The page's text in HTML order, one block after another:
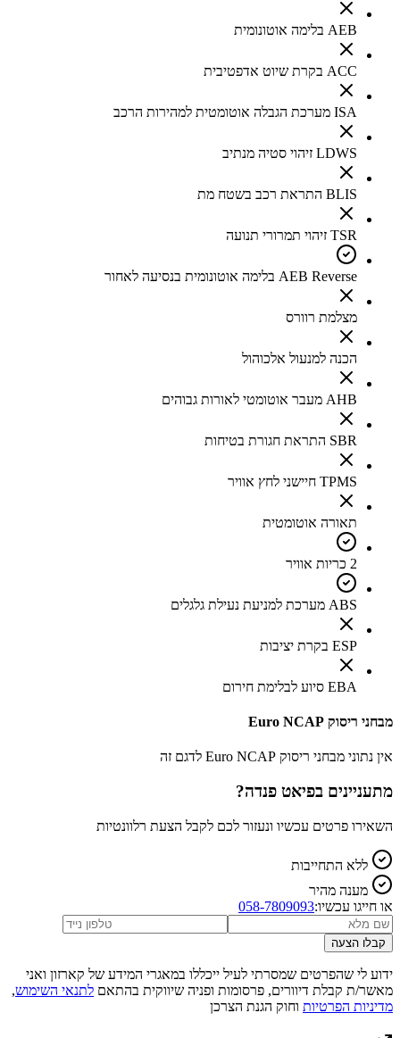
AEB בלימה אוטונומית
ACC בקרת שיוט אדפטיבית
ISA מערכת הגבלה אוטומטית למהירות הרכב
LDWS זיהוי סטיה מנתיב
BLIS התראת רכב בשטח מת
TSR זיהוי תמרורי תנועה
AEB Reverse בלימה אוטונומית בנסיעה לאחור
מצלמת רוורס
הכנה למנעול אלכוהול
AHB מעבר אוטומטי לאורות גבוהים
SBR התראת חגורת בטיחות
TPMS חיישני לחץ אוויר
תאורה אוטומטית
2 כריות אוויר
ABS מערכת למניעת נעילת גלגלים
ESP בקרת יציבות
EBA סיוע לבלימת חירום
מבחני ריסוק Euro NCAP
אין נתוני מבחני ריסוק Euro NCAP לדגם זה
מתעניינים בפיאט פנדה?
השאירו פרטים עכשיו ונעזור לכם לקבל הצעת רלוונטיות
ללא התחייבות
מענה מהיר
או חייגו עכשיו:058-7809093
קבלו הצעה
ידוע לי שהפרטים שמסרתי לעיל ייכללו במאגרי המידע של קארזון ואני
מאשר/ת קבלת דיוורים, פרסומות ופניה שיווקית בהתאם לתנאי השימוש,
מדיניות הפרטיות וחוק הגנת הצרכן